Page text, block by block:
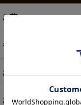
お茶
ギフト
お菓子・食品・飲料
お買い得商品